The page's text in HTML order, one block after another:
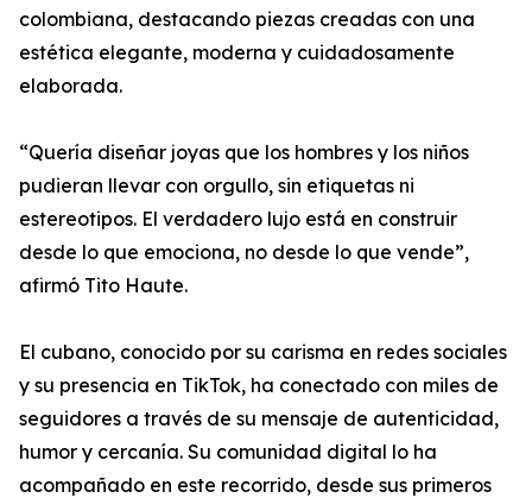
colombiana, destacando piezas creadas con una
estética elegante, moderna y cuidadosamente
elaborada.
“Quería diseñar joyas que los hombres y los niños
pudieran llevar con orgullo, sin etiquetas ni
estereotipos. El verdadero lujo está en construir
desde lo que emociona, no desde lo que vende”,
afirmó Tito Haute.
El cubano, conocido por su carisma en redes sociales
y su presencia en TikTok, ha conectado con miles de
seguidores a través de su mensaje de autenticidad,
humor y cercanía. Su comunidad digital lo ha
acompañado en este recorrido, desde sus primeros